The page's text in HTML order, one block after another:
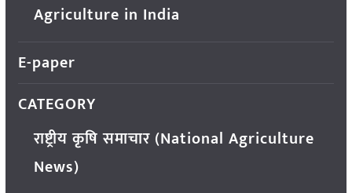
Agriculture in India
E-paper
CATEGORY
राष्ट्रीय कृषि समाचार (National Agriculture
News)